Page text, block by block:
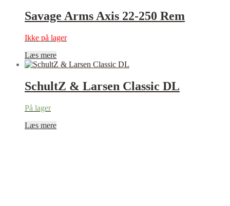
Savage Arms Axis 22-250 Rem
Ikke på lager
Læs mere
SchultZ & Larsen Classic DL
På lager
Læs mere